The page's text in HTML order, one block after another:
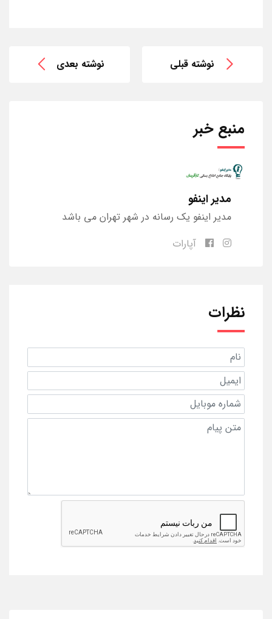
نوشته قبلی نوشته بعدی
منبع خبر
مدیر اینفو
مدیر اینفو یک رسانه در شهر تهران می باشد
آپارات
نظرات